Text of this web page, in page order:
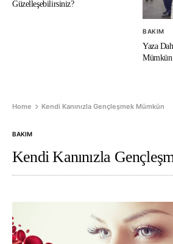
Güzelleşebilirsiniz?
BAKIM
Yaza
Mümkün
Home Kendi Kanınızla Gençleşmek Mümkün
BAKIM
Kendi Kanınızla